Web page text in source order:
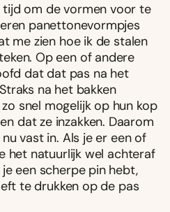
om de vormen voor te
panettonevormpjes
me zien hoe ik de stalen
Op een of andere
dat dat pas na het
na het bakken
snel mogelijk op hun kop
dat ze inzakken. Daarom
vast in. Als je er een of
het natuurlijk wel achteraf
een scherpe pin hebt,
te drukken op de pas